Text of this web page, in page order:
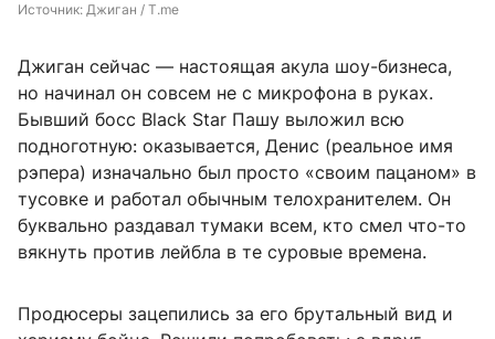
Источник: Джиган / T.me
Джиган сейчас — настоящая акула шоу-бизнеса,
но начинал он совсем не с микрофона в руках.
Бывший босс Black Star Пашу выложил всю
подноготную: оказывается, Денис (реальное имя
рэпера) изначально был просто «своим пацаном» в
тусовке и работал обычным телохранителем. Он
буквально раздавал тумаки всем, кто смел что-то
вякнуть против лейбла в те суровые времена.
Продюсеры зацепились за его брутальный вид и